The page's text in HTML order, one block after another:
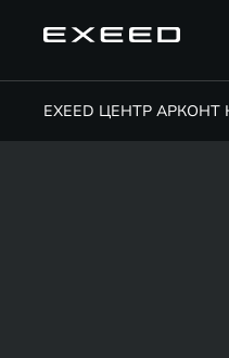
EXEED ЦЕНТР